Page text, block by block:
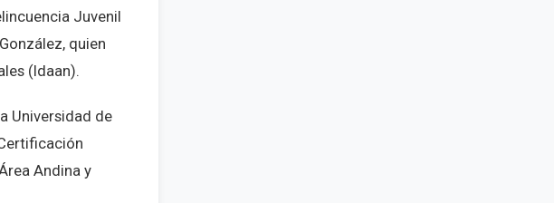
Juvenil
quien
(Idaan).
Universidad de
Andina y